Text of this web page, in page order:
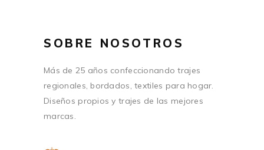
SOBRE NOSOTROS
Más de 25 años confeccionando trajes
regionales, bordados, textiles para hogar.
Diseños propios y trajes de las mejores
marcas.